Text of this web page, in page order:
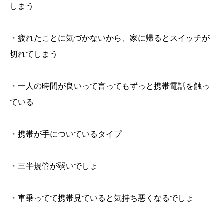
しまう
・疲れたことに気づかないから、家に帰るとスイッチが
切れてしまう
・一人の時間が良いって言ってもずっと携帯電話を触っ
ている
・携帯が手についているタイプ
・三半規管が弱いでしょ
・車乗ってて携帯見ていると気持ち悪くなるでしょ